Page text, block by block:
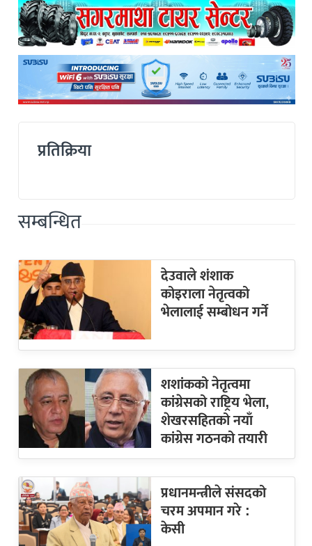
प्रतिक्रिया
सम्बन्धित
देउवाले शंशाक
कोइराला नेतृत्वको
भेलालाई सम्बोधन गर्ने
शशांकको नेतृत्वमा
कांग्रेसको राष्ट्रिय भेला,
शेखरसहितको नयाँ
कांग्रेस गठनको तयारी
प्रधानमन्त्रीले संसदको
चरम अपमान गरे :
केसी